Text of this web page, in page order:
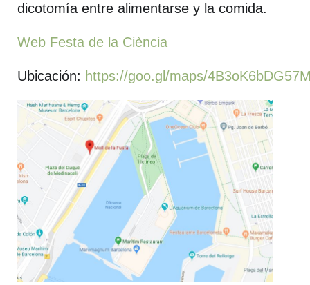
dicotomía entre alimentarse y la comida.
Web Festa de la Ciència
Ubicación: https://goo.gl/maps/